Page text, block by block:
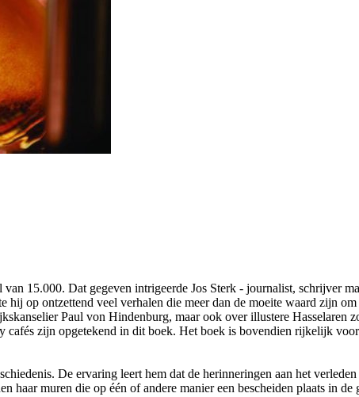
15.000. Dat gegeven intrigeerde Jos Sterk - journalist, schrijver
hij op ontzettend veel verhalen die meer dan de moeite waard zijn
Paul von Hindenburg, maar ook over illustere Hasselaren
cafés zijn opgetekend in dit boek. Het boek is bovendien rijkelijk
De ervaring leert hem dat de herinneringen aan het
haar muren die op één of andere manier een bescheiden plaats in